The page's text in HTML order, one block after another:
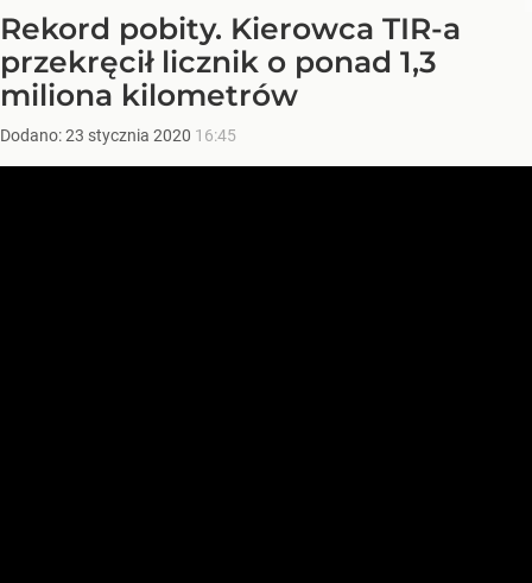
Rekord pobity. Kierowca TIR-a
przekręcił licznik o ponad 1,3
miliona kilometrów
Dodano:23 stycznia 2020 16:45